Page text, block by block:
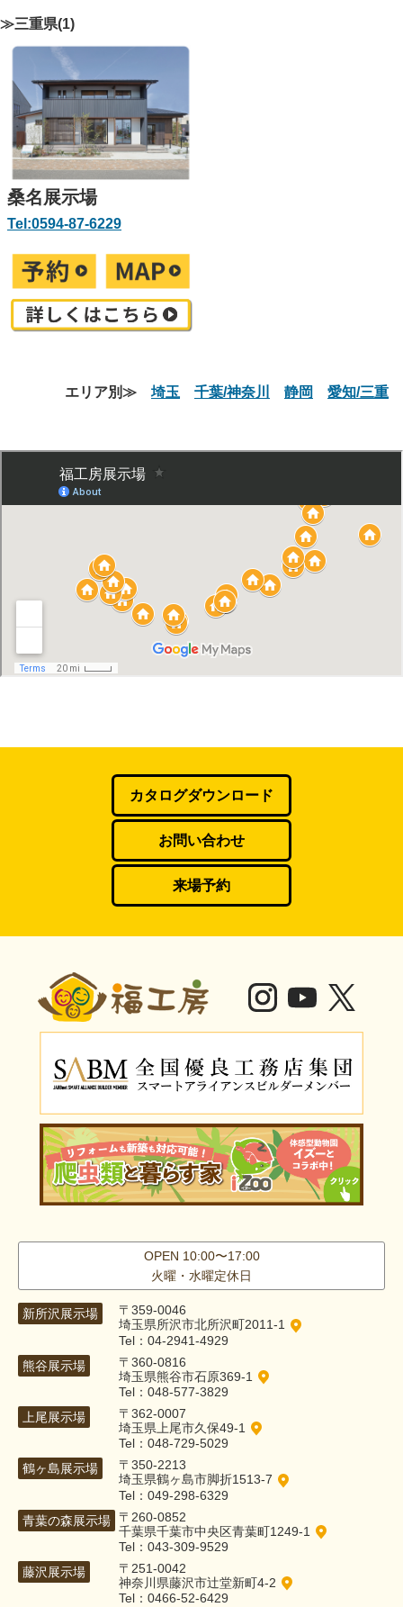
≫三重県(1)
桑名展示場
Tel:0594-87-6229
エリア別≫ 埼玉 千葉/神奈川 静岡 愛知/三重
カタログダウンロード
お問い合わせ
来場予約
OPEN 10:00〜17:00
火曜・水曜定休日
新所沢展示場
〒359-0046
埼玉県所沢市北所沢町2011-1
Tel：04-2941-4929
熊谷展示場
〒360-0816
埼玉県熊谷市石原369-1
Tel：048-577-3829
上尾展示場
〒362-0007
埼玉県上尾市久保49-1
Tel：048-729-5029
鶴ヶ島展示場
〒350-2213
埼玉県鶴ヶ島市脚折1513-7
Tel：049-298-6329
青葉の森展示場
〒260-0852
千葉県千葉市中央区青葉町1249-1
Tel：043-309-9529
藤沢展示場
〒251-0042
神奈川県藤沢市辻堂新町4-2
Tel：0466-52-6429